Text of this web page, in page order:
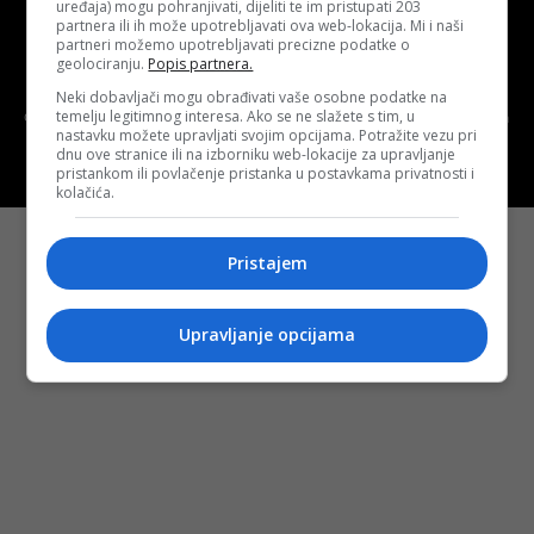
Uslovi korištenja Terms of use
Politika kolačića (eng. cookies)
Copyright © 2026 D.S.O. PROMUS TUZLA. Developed by:
Futura
Multimedia d.o.o. Tuzla
uređaja) mogu pohranjivati, dijeliti te im pristupati 203
partnera ili ih može upotrebljavati ova web-lokacija. Mi i naši
partneri možemo upotrebljavati precizne podatke o
geolociranju. Popis partnera.
Neki dobavljači mogu obrađivati vaše osobne podatke na
temelju legitimnog interesa. Ako se ne slažete s tim, u
nastavku možete upravljati svojim opcijama. Potražite vezu pri
dnu ove stranice ili na izborniku web-lokacije za upravljanje
pristankom ili povlačenje pristanka u postavkama privatnosti i
kolačića.
Pristajem
Upravljanje opcijama